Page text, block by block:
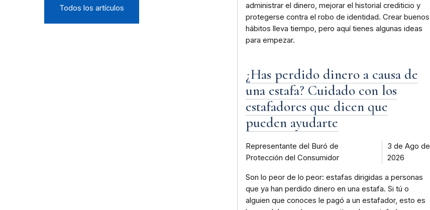
Todos los artículos
administrar el dinero, mejorar el historial crediticio y
protegerse contra el robo de identidad. Crear buenos
hábitos lleva tiempo, pero aquí tienes algunas ideas
para empezar.
¿Has perdido dinero a causa de
una estafa? Cuidado con los
estafadores que dicen que
pueden ayudarte
Representante del Buró de
Protección del Consumidor
3 de Ago de
2026
Son lo peor de lo peor: estafas dirigidas a personas
que ya han perdido dinero en una estafa. Si tú o
alguien que conoces le pagó a un estafador, esto es